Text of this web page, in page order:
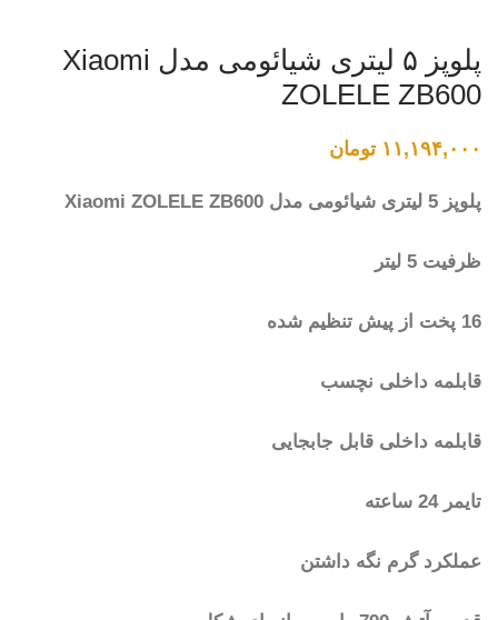
پلوپز ۵ لیتری شیائومی مدل Xiaomi
ZOLELE ZB600
۱۱,۱۹۴,۰۰۰ تومان
پلوپز 5 لیتری شیائومی مدل Xiaomi ZOLELE ZB600
ظرفیت 5 لیتر
16 پخت از پیش تنظیم شده
قابلمه داخلی نچسب
قابلمه داخلی قابل جابجایی
تایمر 24 ساعته
عملکرد گرم نگه داشتن